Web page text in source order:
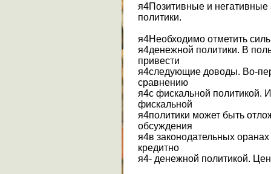
я4Позитивные и
политики.
я4Необходимо отметить
я4денежной политики. В
привести
я4следующие доводы. Во-
сравнению
я4с фискальной политикой.
фискальной
я4политики может быть
обсуждения
я4в законодательных
кредитно
я4- денежной политикой.